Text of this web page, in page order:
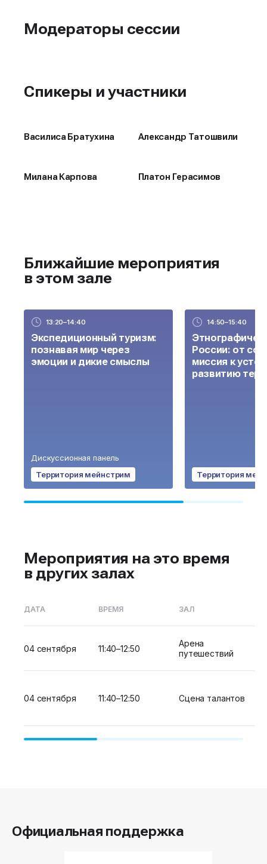
Модераторы сессии
Спикеры и участники
Василиса Братухина Александр Татошвили
Милана Карпова Платон Герасимов
Ближайшие мероприятия
в этом зале
13:20–14:40
Экспедиционный туризм:
познавая мир через
эмоции и дикие смыслы
Дискуссионная панель
Территория мейнстрим
14:50–15:40
России: от
миссия к
развитию
Территория
Мероприятия на это время
в других залах
ДАТА ВРЕМЯ ЗАЛ
04 сентября 11:40–12:50
Арена
путешествий
04 сентября 11:40–12:50 Сцена талантов
Официальная поддержка